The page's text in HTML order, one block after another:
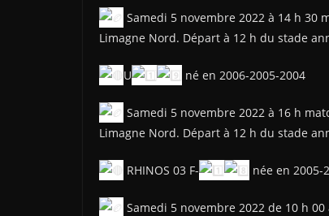
Samedi 5 novembre 2022 à 14 h 30
Limagne Nord. Départ à 12 h du stade
U né en 2006-2005-2004
Samedi 5 novembre 2022 à 16 h
Limagne Nord. Départ à 12 h du stade
RHINOS 03 F- née en 2005-
Samedi 5 novembre 2022 de 10 h